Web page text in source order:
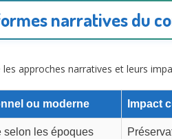
narratives du
approches narratives et leurs
ou moderne Impact
selon les époques